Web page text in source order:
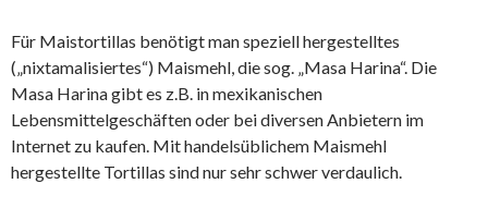
Für Maistortillas benötigt man speziell hergestelltes
(„nixtamalisiertes“) Maismehl, die sog. „Masa Harina“. Die
Masa Harina gibt es z.B. in mexikanischen
Lebensmittelgeschäften oder bei diversen Anbietern im
Internet zu kaufen. Mit handelsüblichem Maismehl
hergestellte Tortillas sind nur sehr schwer verdaulich.